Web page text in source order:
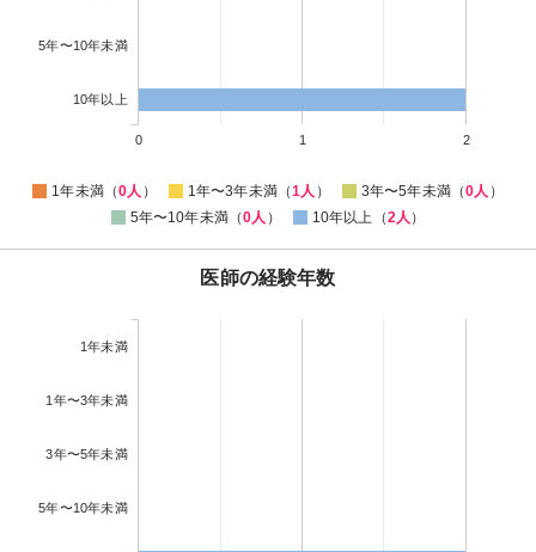
5年〜10年未満
10年以上
0 1 2
1年未満（0人 ） 1年〜3年未満（1人 ） 3年〜5年未満（0人 ）
5年〜10年未満（0人 ） 10年以上（2人 ）
医師の経験年数
1年未満
1年〜3年未満
3年〜5年未満
5年〜10年未満